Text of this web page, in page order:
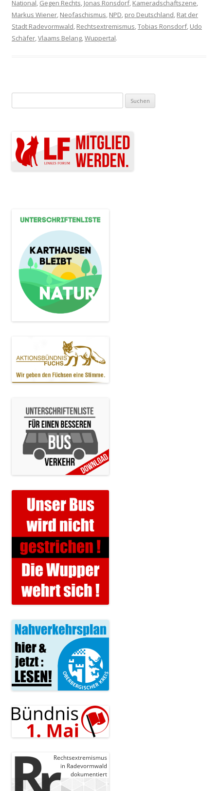
National, Gegen Rechts, Jonas Ronsdorf, Kameradschaftszene,
Markus Wiener, Neofaschismus, NPD, pro Deutschland, Rat der
Stadt Radevormwald, Rechtsextremismus,Tobias Ronsdorf, Udo
Schäfer,Vlaams Belang,Wuppertal.